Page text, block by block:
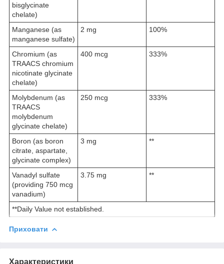
bisglycinate
chelate)
Manganese (as
manganese sulfate)
2 mg 100%
Chromium (as
TRAACS chromium
nicotinate glycinate
chelate)
400 mcg 333%
Molybdenum (as
TRAACS
molybdenum
glycinate chelate)
250 mcg 333%
Boron (as boron
citrate, aspartate,
glycinate complex)
3 mg **
Vanadyl sulfate
(providing 750 mcg
vanadium)
3.75 mg **
**Daily Value not established.
Приховати
Характеристики